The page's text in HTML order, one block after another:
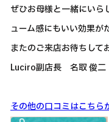
ぜひお母様と一緒にいら
ューム感にもいい効果が
またのご来店お待ちし
Luciro副店長 名取 俊二
その他の口コミはこちら